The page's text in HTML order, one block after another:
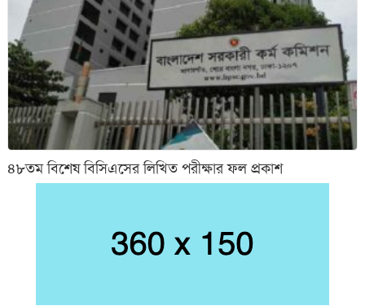
৪৮তম বিশেষ বিসিএসের লিখিত পরীক্ষার ফল প্রকাশ